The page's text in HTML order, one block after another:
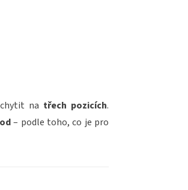
na třech pozicích.
– podle toho, co je pro